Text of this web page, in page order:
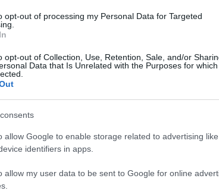
opt-out of processing my Personal Data for Targeted
opt-out of Collection, Use, Retention, Sale, and/or
Data that Is Unrelated with the Purposes for
allow Google to enable storage related to advertising
identifiers in apps.
allow my user data to be sent to Google for online